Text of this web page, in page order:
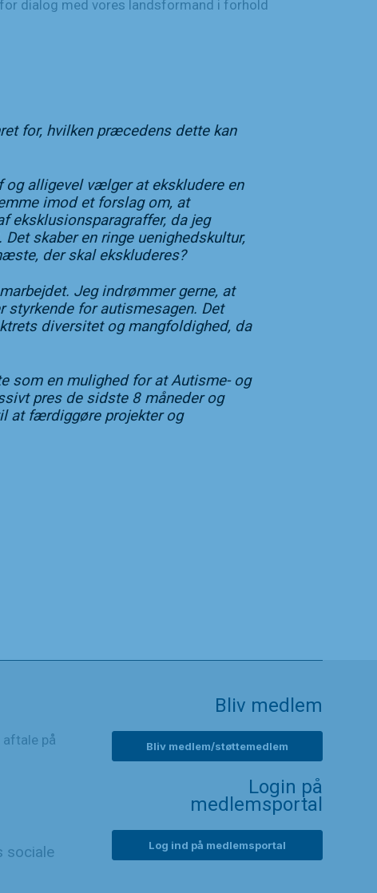
dialog med vores landsformand i forhold
for, hvilken præcedens dette kan
og alligevel vælger at ekskludere en
imod et forslag om, at
eksklusionsparagraffer, da jeg
skaber en ringe uenighedskultur,
der skal ekskluderes?
Jeg indrømmer gerne, at
styrkende for autismesagen. Det
diversitet og mangfoldighed, da
som en mulighed for at Autisme- og
pres de sidste 8 måneder og
at færdiggøre projekter og
på
sociale
Bliv medlem
Bliv medlem/støttemedlem
Login på
medlemsportal
Log ind på medlemsportal